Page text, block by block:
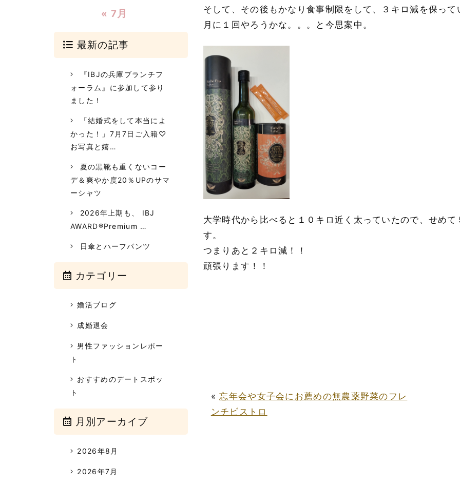
そして、その後もかなり食事制限をして、３キロ減を保って
月に１回やろうかな。。。と今思案中。
大学時代から比べると１０キロ近く太っていたので、せめ
す。
つまりあと２キロ減！！
頑張ります！！
«忘年会や女子会にお薦めの無農薬野菜のフレ
ンチビストロ
« 7月
最新の記事
『IBJの兵庫ブランチフ
ォーラム』に参加して参り
ました！
「結婚式をして本当によ
かった！」7月7日ご入籍♡
お写真と嬉…
夏の黒靴も重くないコー
デ＆爽やか度20％UPのサマ
ーシャツ
2026年上期も、 IBJ
AWARD®︎Premium …
日傘とハーフパンツ
カテゴリー
婚活ブログ
成婚退会
男性ファッションレポー
ト
おすすめのデートスポッ
ト
月別アーカイブ
2026年8月
2026年7月